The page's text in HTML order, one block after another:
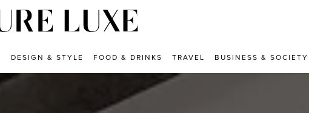
DESIGN & STYLE FOOD & DRINKS TRAVEL BUSINESS & SOCIETY